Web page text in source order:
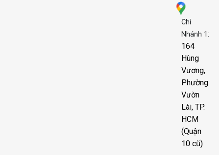
Chi
Nhánh 1:
164
Hùng
Vương,
Phường
Vườn
Lài, TP.
HCM
(Quận
10 cũ)